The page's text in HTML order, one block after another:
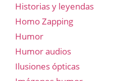
Historias y leyendas
Homo Zapping
Humor
Humor audios
Ilusiones ópticas